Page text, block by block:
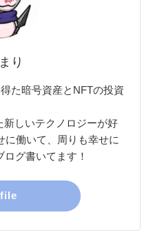
り
た暗号資産とNFTの投資
新しいテクノロジーが好
に働いて、周りも幸せに
グ書いてます！